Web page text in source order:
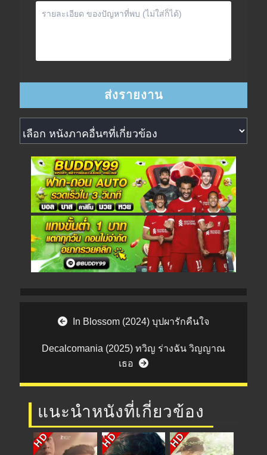
Post navigation
In Blossom (2024) บุปผารักคืนใจ
Decalcomania (2025) ทวิญ ร่างฉัน วิญญาณ
เธอ
แนะนำหนังที่เกี่ยวข้อง
HD HD HD